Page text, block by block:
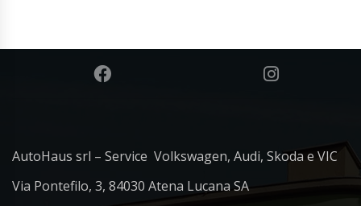
AutoHaus srl – Service Volkswagen, Audi, Skoda e VIC
Via Pontefilo, 3, 84030 Atena Lucana SA